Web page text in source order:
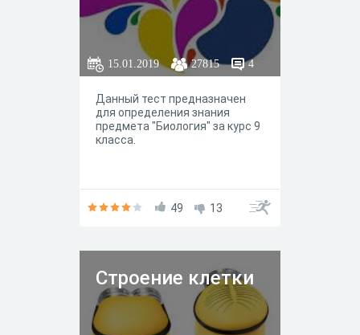
15.01.2019 27815 4
Данный тест предназначен
для определения знания
предмета "Биология" за курс 9
класса.
49 13
Строение клетки